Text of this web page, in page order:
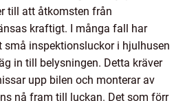
till att åtkomsten från
kraftigt. I många fall har
små inspektionsluckor i hjulhusen
in till belysningen. Detta kräver
upp bilen och monterar av
nå fram till luckan. Det som förr